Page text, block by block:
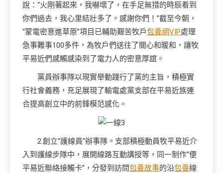
說：“火剛著起來，我嚇壞了，在手足無措的時辰看到
你們過去，我心里結壯多了。感謝你們！”截至今朝，
“蒙電密意進草原”項目已輔助艱苦牧戶包養網VIP處理
急事難事100多件，為牧戶們送往了關心和暖和，讓牧
平易近們感觸感染到了電力人的密意厚誼。
黨員辦事隊以現實舉動踐行了黨的主旨，積極實
行社會義務，充足展現了輸電處黨支部在平易近族連
合提高創立中的前鋒模范感化。
2.創立“護線員”辦事隊。支部積極動員牧平易近介
入到護線步隊中，展開線路互動講授等，同一制作“便
平易近聯絡接觸卡”，分發到訪問包養故事的沿包養線